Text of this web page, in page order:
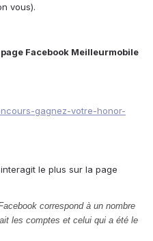
vous).
Facebook Meilleurmobile
gagnez-votre-honor-
le plus sur la page
correspond à un nombre
les comptes et celui qui a été le